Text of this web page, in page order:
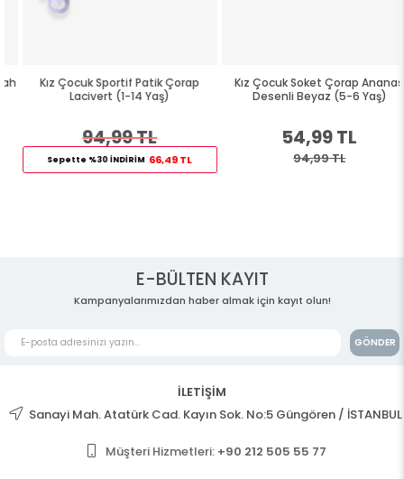
Kız Çocuk Sportif Patik Çorap
Lacivert (1-14 Yaş)
94,99 TL
Sepette %30 İNDİRİM 66,49 TL
Kız Çocuk Soket Çorap Ananas
Desenli Beyaz (5-6 Yaş)
54,99 TL
94,99 TL
E-BÜLTEN KAYIT
Kampanyalarımızdan haber almak için kayıt olun!
GÖNDER
İLETİŞİM
Sanayi Mah. Atatürk Cad. Kayın Sok. No:5 Güngören / İSTANBUL
Müşteri Hizmetleri: +90 212 505 55 77